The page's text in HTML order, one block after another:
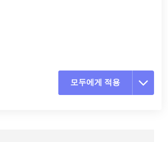
모두에게 적용